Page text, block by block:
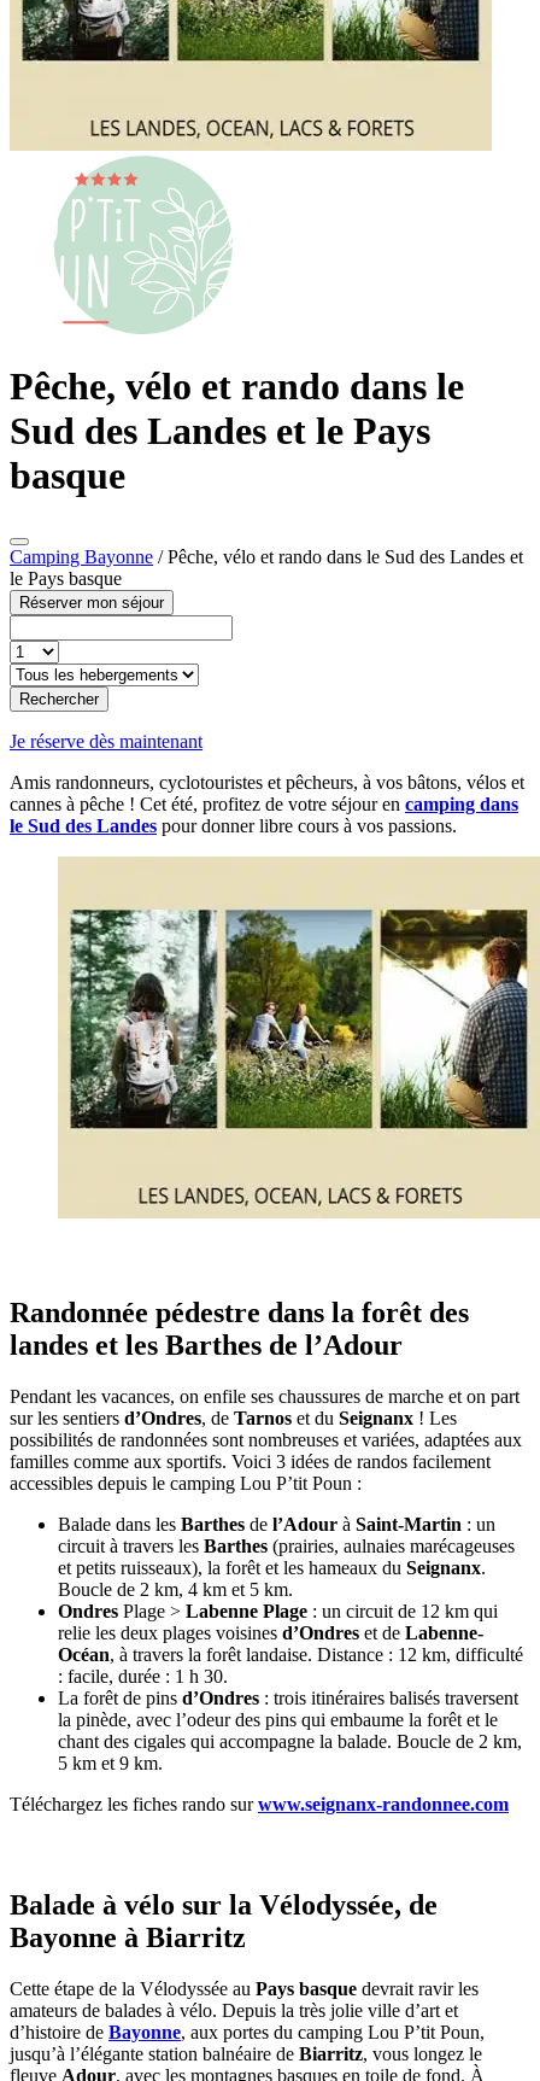
Pêche, vélo et rando dans le
Sud des Landes et le Pays
basque
Camping Bayonne /Pêche, vélo et rando dans le Sud des Landes et
le Pays basque
Réserver mon séjour
Rechercher
Je réserve dès maintenant
Amis randonneurs, cyclotouristes et pêcheurs, à vos bâtons, vélos et
cannes à pêche ! Cet été, profitez de votre séjour en camping dans
le Sud des Landes pour donner libre cours à vos passions.
Randonnée pédestre dans la forêt des
landes et les Barthes de l’Adour
Pendant les vacances, on enfile ses chaussures de marche et on part
sur les sentiers d’Ondres, de Tarnos et du Seignanx ! Les
possibilités de randonnées sont nombreuses et variées, adaptées aux
familles comme aux sportifs. Voici 3 idées de randos facilement
accessibles depuis le camping Lou P’tit Poun :
Balade dans les Barthes de l’Adour à Saint-Martin : un
circuit à travers les Barthes (prairies, aulnaies marécageuses
et petits ruisseaux), la forêt et les hameaux du Seignanx.
Boucle de 2 km, 4 km et 5 km.
Ondres Plage > Labenne Plage : un circuit de 12 km qui
relie les deux plages voisines d’Ondres et de Labenne-
Océan, à travers la forêt landaise. Distance : 12 km, difficulté
: facile, durée : 1 h 30.
La forêt de pins d’Ondres : trois itinéraires balisés traversent
la pinède, avec l’odeur des pins qui embaume la forêt et le
chant des cigales qui accompagne la balade. Boucle de 2 km,
5 km et 9 km.
Téléchargez les fiches rando surwww.seignanx-randonnee.com
Balade à vélo sur la Vélodyssée, de
Bayonne à Biarritz
Cette étape de la Vélodyssée au Pays basque devrait ravir les
amateurs de balades à vélo. Depuis la très jolie ville d’art et
d’histoire de Bayonne, aux portes du camping Lou P’tit Poun,
jusqu’à l’élégante station balnéaire de Biarritz, vous longez le
fleuve Adour, avec les montagnes basques en toile de fond. À